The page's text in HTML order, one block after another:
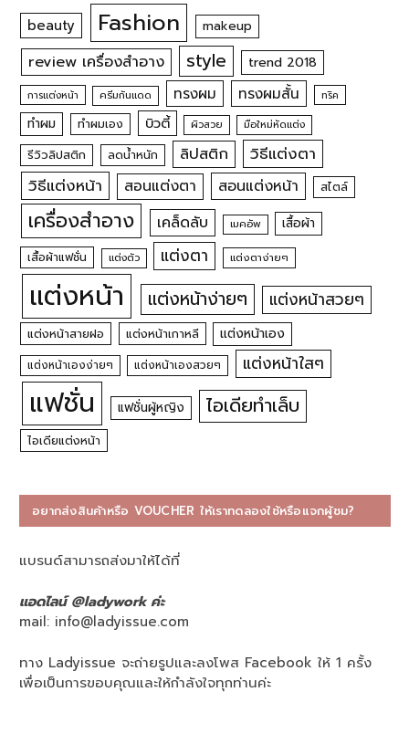
beauty Fashion makeup
review เครื่องสำอาง style trend 2018
การแต่งหน้า ครีมกันแดด ทรงผม ทรงผมสั้น ทริค
ทำผม ทำผมเอง บิวตี้ ผิวสวย มือใหม่หัดแต่ง
รีวิวลิปสติก ลดน้ำหนัก ลิปสติก
วิธีแต่งตา
วิธีแต่งหน้า
สอนแต่งตา สอนแต่งหน้า สไตล์
เครื่องสำอาง เคล็ดลับ เมคอัพ เสื้อผ้า
เสื้อผ้าแฟชั่น แต่งตัว แต่งตา แต่งตาง่ายๆ
แต่งหน้า แต่งหน้าง่ายๆ แต่งหน้าสวยๆ
แต่งหน้าสายฝอ แต่งหน้าเกาหลี แต่งหน้าเอง
แต่งหน้าเองง่ายๆ แต่งหน้าเองสวยๆ แต่งหน้าใสๆ
แฟชั่น แฟชั่นผู้หญิง ไอเดียทำเล็บ
ไอเดียแต่งหน้า
อยากส่งสินค้าหรือ VOUCHER ให้เราทดลองใช้หรือแจกผู้ชม?
แบรนด์สามารถส่งมาให้ได้ที่
แอดไลน์ @ladywork ค่ะ
mail: info@ladyissue.com
ทาง Ladyissue จะถ่ายรูปและลงโพส Facebook ให้ 1 ครั้ง
เพื่อเป็นการขอบคุณและให้กำลังใจทุกท่านค่ะ